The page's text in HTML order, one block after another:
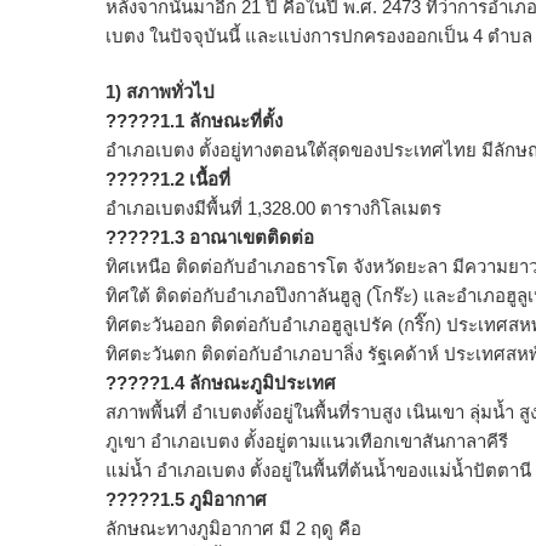
หลังจากนั้นมาอีก 21 ปี คือในปี พ.ศ. 2473 ที่ว่าการอำเ
เบตง ในปัจจุบันนี้ และแบ่งการปกครองออกเป็น 4 ตำบ
1) สภาพทั่วไป
?????1.1 ลักษณะที่ตั้ง
อำเภอเบตง ตั้งอยู่ทางตอนใต้สุดของประเทศไทย มีลัก
?????1.2 เนื้อที่
อำเภอเบตงมีพื้นที่ 1,328.00 ตารางกิโลเมตร
?????1.3 อาณาเขตติดต่อ
ทิศเหนือ ติดต่อกับอำเภอธารโต จังหวัดยะลา มีความย
ทิศใต้ ติดต่อกับอำเภอปึงกาลันฮูลู (โกร๊ะ) และอำเภอฮู
ทิศตะวันออก ติดต่อกับอำเภอฮูลูเปรัค (กริ๊ก) ประเทศส
ทิศตะวันตก ติดต่อกับอำเภอบาลิ่ง รัฐเคด้าห์ ประเทศส
?????1.4 ลักษณะภูมิประเทศ
สภาพพื้นที่ อำเบตงตั้งอยู่ในพื้นที่ราบสูง เนินเขา ลุ่มน้ำ สู
ภูเขา อำเภอเบตง ตั้งอยู่ตามแนวเทือกเขาสันกาลาคีรี
แม่น้ำ อำเภอเบตง ตั้งอยู่ในพื้นที่ต้นน้ำของแม่น้ำปัตตานี
?????1.5 ภูมิอากาศ
ลักษณะทางภูมิอากาศ มี 2 ฤดู คือ